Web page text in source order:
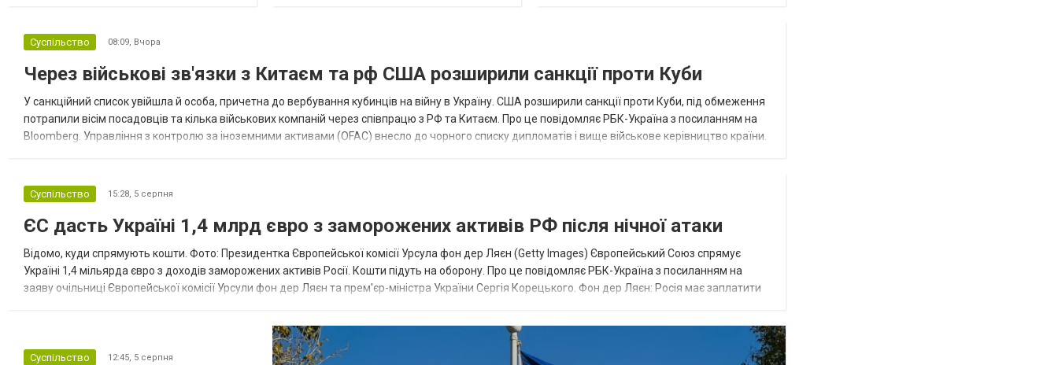
Суспільство 08:09, Вчора
Через військові зв'язки з Китаєм та рф США розширили санкції проти Куби
У санкційний список увійшла й особа, причетна до вербування кубинців на війну в Україну. США розширили санкції проти Куби, під обмеження
потрапили вісім посадовців та кілька військових компаній через співпрацю з РФ та Китаєм. Про це повідомляє РБК-Україна з посиланням на
Bloomberg. Управління з контролю за іноземними активами (OFAC) внесло до чорного списку дипломатів і вище військове керівництво країни.
Суспільство 15:28, 5 серпня
ЄС дасть Україні 1,4 млрд євро з заморожених активів РФ після нічної атаки
Відомо, куди спрямують кошти. Фото: Президентка Європейської комісії Урсула фон дер Ляєн (Getty Images) Європейський Союз спрямує
Україні 1,4 мільярда євро з доходів заморожених активів Росії. Кошти підуть на оборону. Про це повідомляє РБК-Україна з посиланням на
заяву очільниці Європейської комісії Урсули фон дер Ляєн та прем'єр-міністра України Сергія Корецького. Фон дер Ляєн: Росія має заплатити
Суспільство 12:45, 5 серпня